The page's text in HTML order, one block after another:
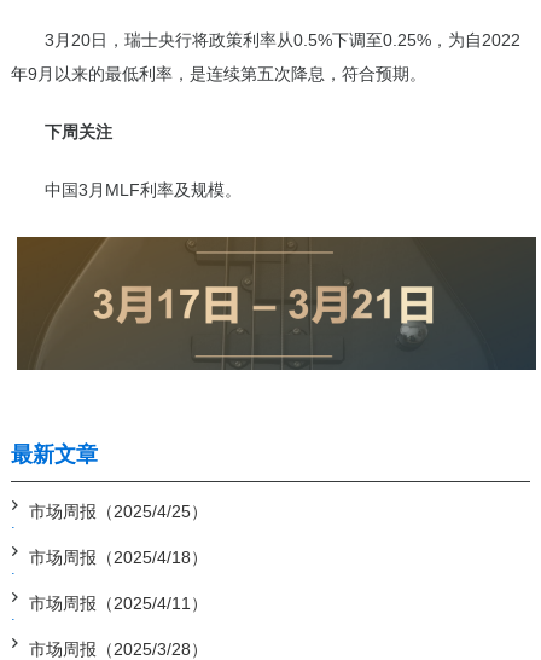
3月20日，瑞士央行将政策利率从0.5%下调至0.25%，为自2022
年9月以来的最低利率，是连续第五次降息，符合预期。
下周关注
中国3月MLF利率及规模。
最新文章
市场周报（2025/4/25）
市场周报（2025/4/18）
市场周报（2025/4/11）
市场周报（2025/3/28）